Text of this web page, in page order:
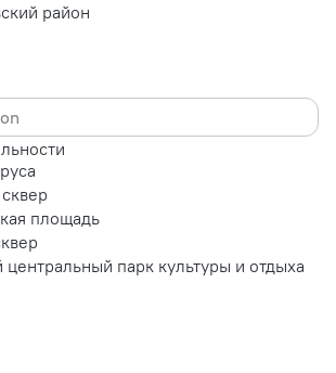
район
площадь
парк культуры и отдыха